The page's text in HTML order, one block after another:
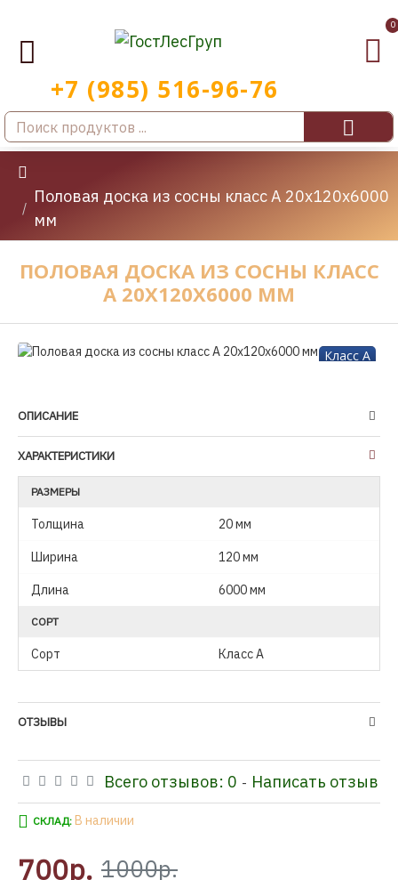
0
Половая доска из сосны класс А 20x120x6000
мм
ПОЛОВАЯ ДОСКА ИЗ СОСНЫ КЛАСС
А 20X120X6000 ММ
Класс A
ОПИСАНИЕ
ХАРАКТЕРИСТИКИ
РАЗМЕРЫ
Толщина 20 мм
Ширина 120 мм
Длина 6000 мм
СОРТ
Сорт Класс А
ОТЗЫВЫ
СКЛАД: В наличии
Всего отзывов: 0 - Написать отзыв
700р. 1000р.